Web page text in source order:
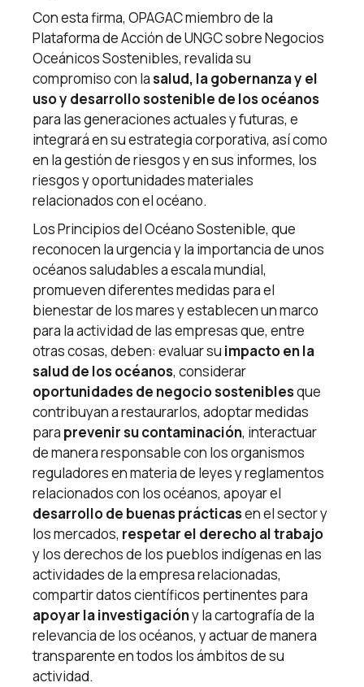
Con esta firma, OPAGAC miembro de la
Plataforma de Acción de UNGC sobre Negocios
Oceánicos Sostenibles, revalida su
compromiso con lasalud, la gobernanza y el
uso y desarrollo sostenible de los océanos
para las generaciones actuales y futuras, e
integrará en su estrategia corporativa, así como
en la gestión de riesgos y en sus informes, los
riesgos y oportunidades materiales
relacionados con el océano.
Los Principios del Océano Sostenible, que
reconocen la urgencia y la importancia de unos
océanos saludables a escala mundial,
promueven diferentes medidas para el
bienestar de los mares y establecen un marco
para la actividad de las empresas que, entre
otras cosas, deben: evaluar su impacto en la
salud de los océanos, considerar
oportunidades de negocio sosteniblesque
contribuyan a restaurarlos, adoptar medidas
para prevenir su contaminación, interactuar
de manera responsable con los organismos
reguladores en materia de leyes y reglamentos
relacionados con los océanos, apoyar el
desarrollo de buenas prácticasen el sector y
los mercados, respetar el derecho al trabajo
y los derechos de los pueblos indígenas en las
actividades de la empresa relacionadas,
compartir datos científicos pertinentes para
apoyar la investigacióny la cartografía de la
relevancia de los océanos, y actuar de manera
transparente en todos los ámbitos de su
actividad.